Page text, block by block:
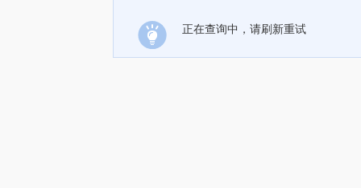
正在查询中，请刷新重试